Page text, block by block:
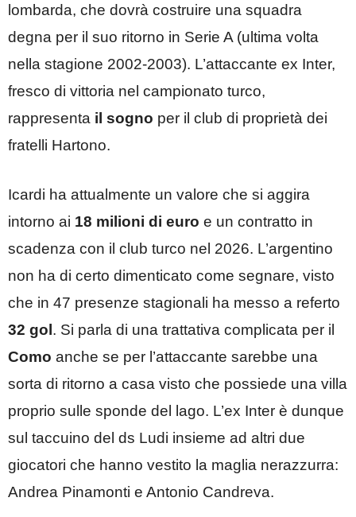
lombarda, che dovrà costruire una squadra
degna per il suo ritorno in Serie A (ultima volta
nella stagione 2002-2003). L’attaccante ex Inter,
fresco di vittoria nel campionato turco,
rappresenta il sogno per il club di proprietà dei
fratelli Hartono.
Icardi ha attualmente un valore che si aggira
intorno ai 18 milioni di euro e un contratto in
scadenza con il club turco nel 2026. L’argentino
non ha di certo dimenticato come segnare, visto
che in 47 presenze stagionali ha messo a referto
32 gol . Si parla di una trattativa complicata per il
Como anche se per l’attaccante sarebbe una
sorta di ritorno a casa visto che possiede una villa
proprio sulle sponde del lago. L’ex Inter è dunque
sul taccuino del ds Ludi insieme ad altri due
giocatori che hanno vestito la maglia nerazzurra:
Andrea Pinamonti e Antonio Candreva.